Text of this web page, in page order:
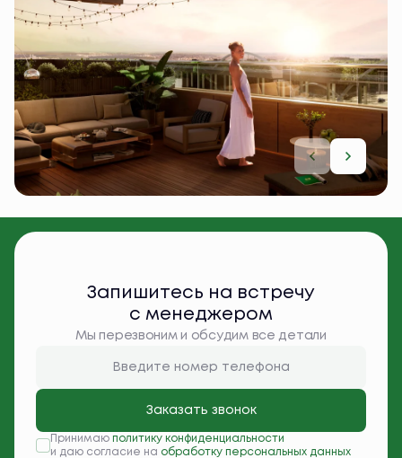
Запишитесь на встречу
с менеджером
Мы перезвоним и обсудим все детали
Заказать звонок
Принимаю политику конфиденциальности
и даю согласие на обработку персональных данных